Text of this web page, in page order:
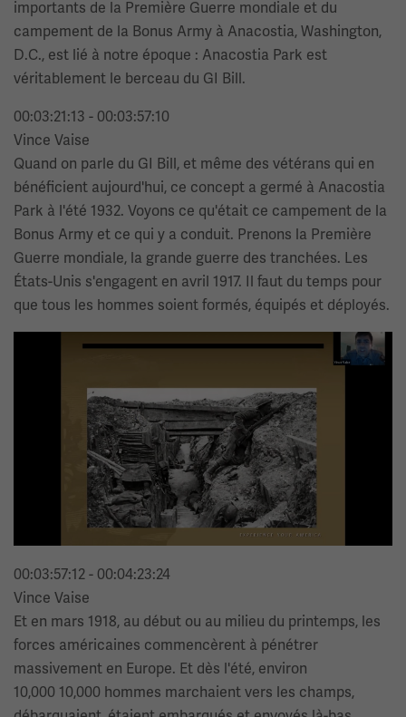
importants de la Première Guerre mondiale et du
campement de la Bonus Army à Anacostia, Washington,
D.C., est lié à notre époque : Anacostia Park est
véritablement le berceau du GI Bill.
00:03:21:13 - 00:03:57:10
Vince Vaise
Quand on parle du GI Bill, et même des vétérans qui en
bénéficient aujourd'hui, ce concept a germé à Anacostia
Park à l'été 1932. Voyons ce qu'était ce campement de la
Bonus Army et ce qui y a conduit. Prenons la Première
Guerre mondiale, la grande guerre des tranchées. Les
États-Unis s'engagent en avril 1917. Il faut du temps pour
que tous les hommes soient formés, équipés et déployés.
00:03:57:12 - 00:04:23:24
Vince Vaise
Et en mars 1918, au début ou au milieu du printemps, les
forces américaines commencèrent à pénétrer
massivement en Europe. Et dès l'été, environ
10,000 10,000 hommes marchaient vers les champs,